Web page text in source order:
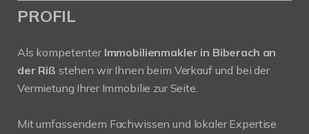
PROFIL
Als kompetenter Immobilienmakler in Biberach an
der Riß stehen wir Ihnen beim Verkauf und bei der
Vermietung Ihrer Immobilie zur Seite.
Mit umfassendem Fachwissen und lokaler Expertise